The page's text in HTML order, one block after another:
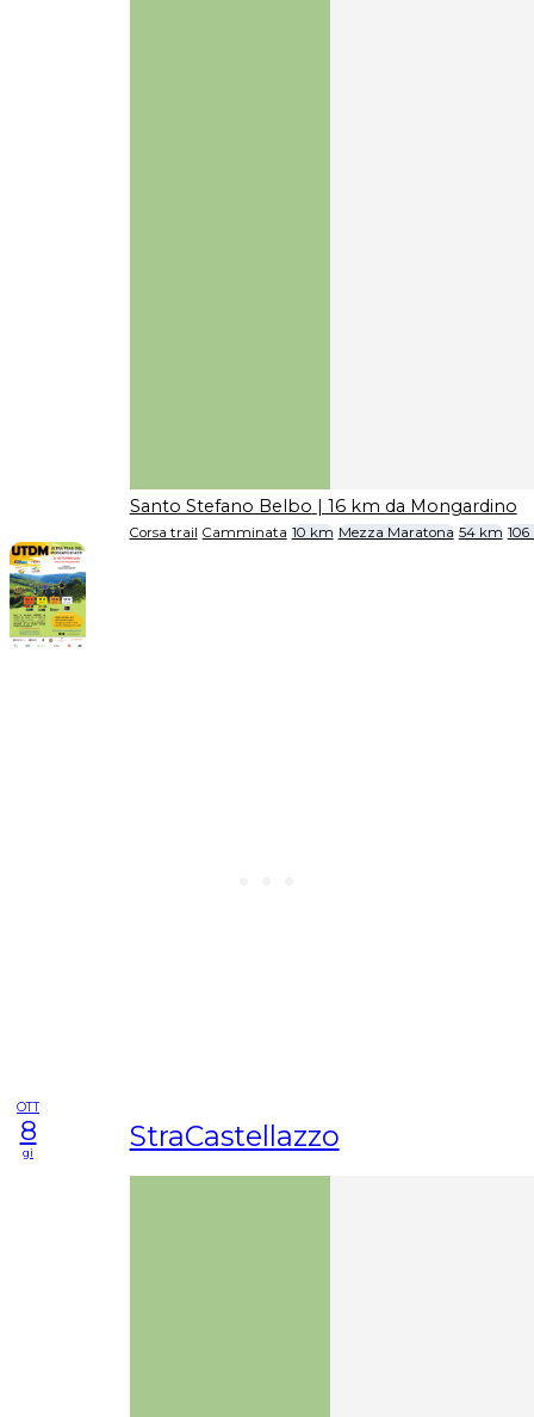
Santo Stefano Belbo | 16 km da Mongardino
Corsa trail Camminata 10 km Mezza Maratona 54 km
OTT
8
gi StraCastellazzo